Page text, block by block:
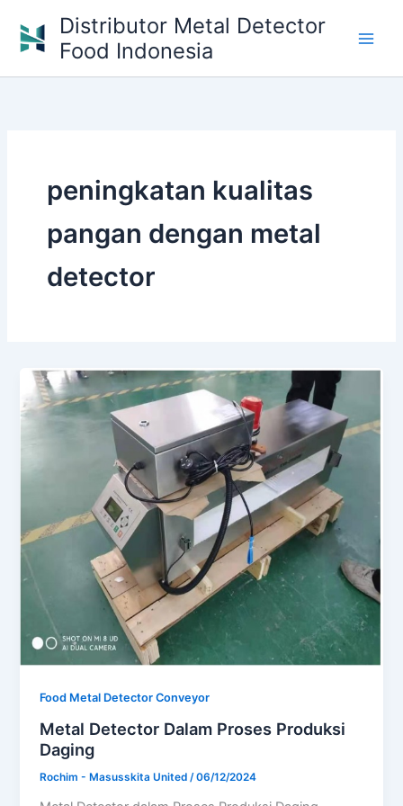
content
Distributor Metal Detector
Food Indonesia
peningkatan kualitas
pangan dengan metal
detector
Food Metal Detector Conveyor
Metal Detector Dalam Proses Produksi
Daging
Rochim - Masusskita United/06/12/2024